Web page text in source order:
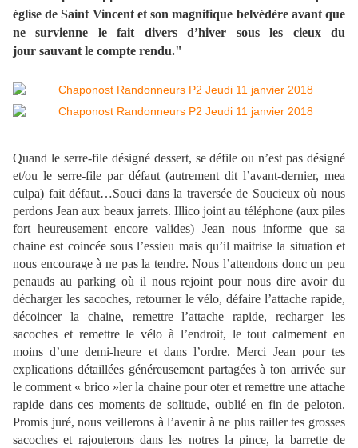
église de Saint Vincent et son magnifique belvédère avant que
ne survienne le fait divers d’hiver sous les cieux du
jour sauvant le compte rendu."
Quand le serre-file désigné dessert, se défile ou n’est pas désigné
et/ou le serre-file par défaut (autrement dit l’avant-dernier, mea
culpa) fait défaut…Souci dans la traversée de Soucieux où nous
perdons Jean aux beaux jarrets. Illico joint au téléphone (aux piles
fort heureusement encore valides) Jean nous informe que sa
chaine est coincée sous l’essieu mais qu’il maitrise la situation et
nous encourage à ne pas la tendre. Nous l’attendons donc un peu
penauds au parking où il nous rejoint pour nous dire avoir du
décharger les sacoches, retourner le vélo, défaire l’attache rapide,
décoincer la chaine, remettre l’attache rapide, recharger les
sacoches et remettre le vélo à l’endroit, le tout calmement en
moins d’une demi-heure et dans l’ordre. Merci Jean pour tes
explications détaillées généreusement partagées à ton arrivée sur
le comment « brico »ler la chaine pour oter et remettre une attache
rapide dans ces moments de solitude, oublié en fin de peloton.
Promis juré, nous veillerons à l’avenir à ne plus railler tes grosses
sacoches et rajouterons dans les notres la pince, la barrette de